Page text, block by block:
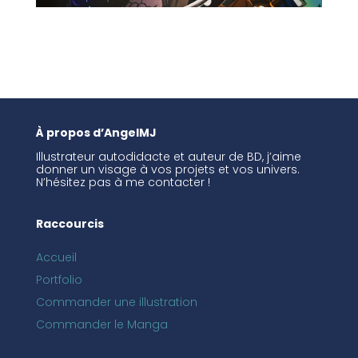
À propos d’AngelMJ
Illustrateur autodidacte et auteur de BD, j’aime
donner un visage à vos projets et vos univers.
N’hésitez pas à me contacter !
Raccourcis
Accueil
Portfolio
Commander une illustration
Commander le Manga